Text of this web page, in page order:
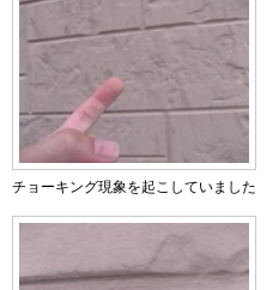
チョーキング現象を起こしていました